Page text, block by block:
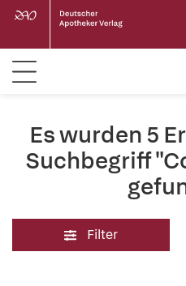
Es wurden 5
Suchbegriff
Filter